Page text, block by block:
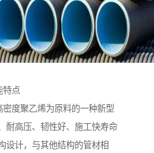
特点
度聚乙烯为原料的一种新型
耐高压、韧性好、施工快寿命
设计，与其他结构的管材相